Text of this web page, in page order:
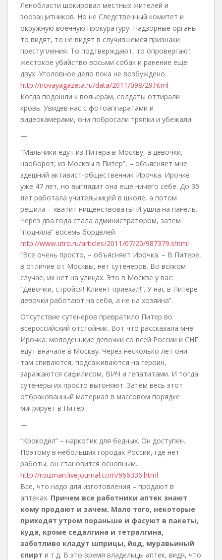
Ленобласти шокировал местных жителей и
зоозащитников. Но не Следственный комитет и
окружную военную прокуратуру. Надзорные органы
то видят, то не видят в случившемся признаки
преступления. То подтверждают, то опровергают
жестокое убийство восьми собак и ранение еще
двух. Уголовное дело пока не возбуждено.
http://novayagazeta.ru/data/2011/098/29.html
Когда подошли к вольерам, солдаты оттирали
кровь. Увидев нас с фотоаппаратами и
видеокамерами, они побросали тряпки и убежали.
—
“Мальчики едут из Питера в Москву, а девочки,
наоборот, из Москвы в Питер”, – объясняет мне
здешний активист-общественник Ирочка. Ирочке
уже 47 лет, но выглядит она еще ничего себе. До 35
лет работала учительницей в школе, а потом
решила – хватит нищенствовать! И ушла на панель.
Через два года стала администратором, затем
“подняла” восемь борделей.
http://www.utro.ru/articles/2011/07/20/987379.shtml
“Все очень просто, – объясняет Ирочка. – В Питере,
в отличие от Москвы, нет сутенеров. Во всяком
случае, их нет на улицах. Это в Москве у вас:
“Девочки, стройся! Клиент приехал!”. У нас в Питере
девочки работают на себя, а не на хозяина”.
Отсутствие сутенеров превратило Питер во
всероссийский отстойник. Вот что рассказала мне
Ирочка: молоденькие девочки со всей России и СНГ
едут вначале в Москву. Через несколько лет они
там спиваются, подсаживаются на героин,
заражаются сифилисом, ВИЧ и гепатитами. И тогда
сутенеры их просто выгоняют. Затем весь этот
отбракованный материал в массовом порядке
мигрирует в Питер.
—
“Крокодил” – наркотик для бедных. Он доступен.
Поэтому в небольших городах России, где нет
работы, он становится основным.
http://roizman.livejournal.com/966336.html
Все, что надо для изготовления – продают в
аптеках. Причем все работники аптек знают
кому продают и зачем. Мало того, некоторые
приходят утром пораньше и фасуют в пакеты,
куда, кроме седалгина и тетралгина,
заботливо кладут шприцы, йод, муравьиный
спирт и т.д. В это время владельцы аптек, видя, что